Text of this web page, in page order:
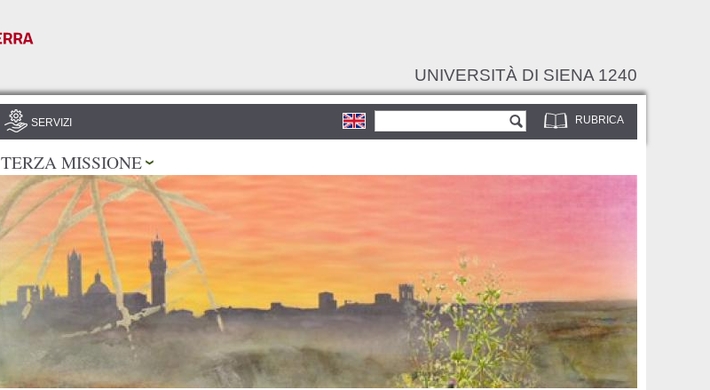
UNIVERSITÀ DI SIENA 1240
RUBRICA
Form di ricerca
SERVIZI
TERZA MISSIONE